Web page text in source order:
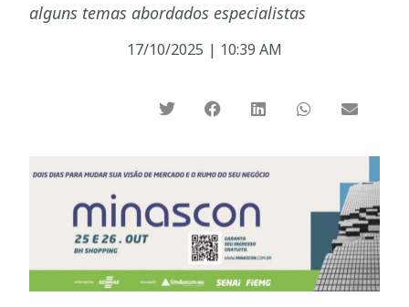
alguns temas abordados especialistas
17/10/2025 | 10:39 AM